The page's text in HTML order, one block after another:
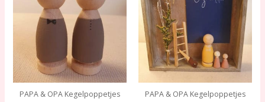
PAPA & OPA Kegelpoppetjes PAPA & OPA Kegelpoppetjes